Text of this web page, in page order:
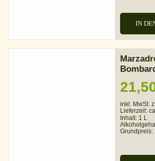
IN
inkl. MwSt.
Lieferzeit:
Inhalt: 1 L
Grundpreis: